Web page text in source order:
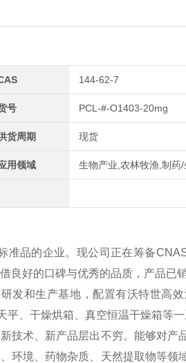
144-62-7
号 PCL-#-O1403-20mg
货周期 现货
用领域 生物产业,农林牧渔,制药
品的企业。现公司正在筹备
好的口碑与优秀的品质，产品已
发和生产基地，配置有沃特世高
、干燥烘箱、真空恒温干燥箱等一
技术、新产品层出不穷。能够对产
环境、药物杂质、天然提取物等领